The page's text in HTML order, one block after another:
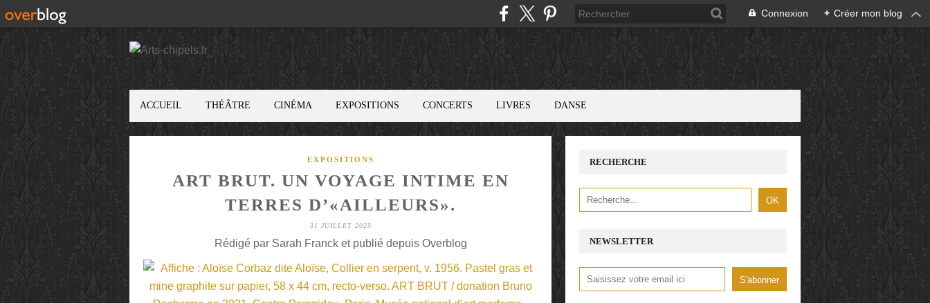
Connexion + Créer mon blog
ACCUEIL THÉÂTRE CINÉMA EXPOSITIONS CONCERTS LIVRES DANSE
EXPOSITIONS
ART BRUT. UN VOYAGE INTIME EN
TERRES D’«AILLEURS».
31 JUILLET 2025
Rédigé par Sarah Franck et publié depuis Overblog NEWSLETTER
RECHERCHE